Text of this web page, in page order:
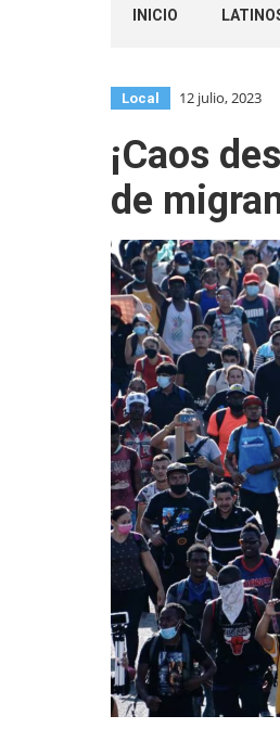
INICIO
Local 12 julio, 2023
¡Caos
de